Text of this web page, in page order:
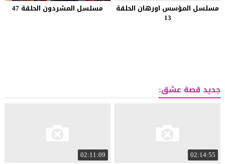
مسلسل المؤسس اورهان الحلقة
13
مسلسل المشردون الحلقة 47
جديد قصة عشق:
02:14:55
02:11:09